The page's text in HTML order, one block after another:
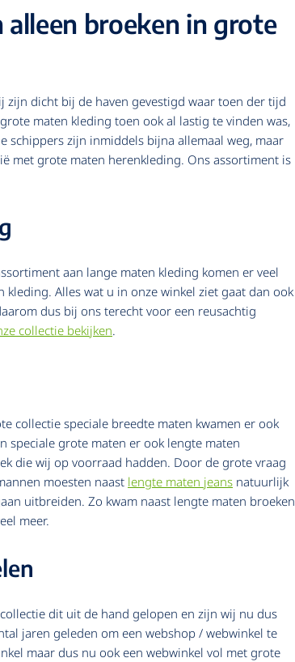
alleen broeken in grote
zijn dicht bij de haven gevestigd waar toen der tijd
maten kleding toen ook al lastig te vinden was,
schippers zijn inmiddels bijna allemaal weg, maar
met grote maten herenkleding. Ons assortiment is
aan lange maten kleding komen er veel
Alles wat u in onze winkel ziet gaat dan ook
dus bij ons terecht voor een reusachtig
collectie bekijken.
collectie speciale breedte maten kwamen er ook
speciale grote maten er ook lengte maten
die wij op voorraad hadden. Door de grote vraag
moesten naast lengte maten jeans natuurlijk
uitbreiden. Zo kwam naast lengte maten broeken
meer.
dit uit de hand gelopen en zijn wij nu dus
jaren geleden om een webshop / webwinkel te
maar dus nu ook een webwinkel vol met grote